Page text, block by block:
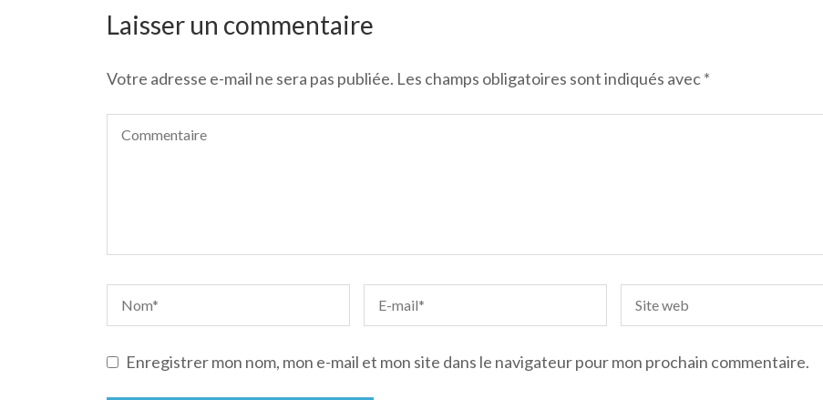
l’article
Laisser un commentaire
Votre adresse e-mail ne sera pas publiée. Les champs obligatoires sont indiqués avec*
Enregistrer mon nom, mon e-mail et mon site dans le navigateur pour mon prochain commentaire.